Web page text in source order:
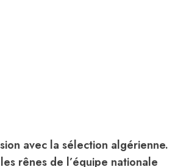
avec la sélection algérienne.
rênes de l’équipe nationale